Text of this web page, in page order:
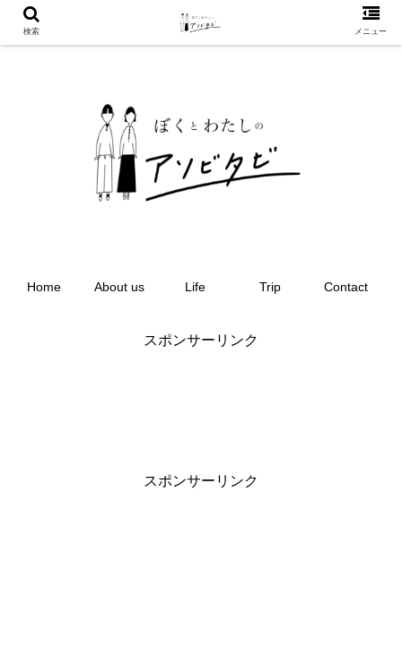
Home About us Life Trip Contact
スポンサーリンク
スポンサーリンク
検索 メニュー